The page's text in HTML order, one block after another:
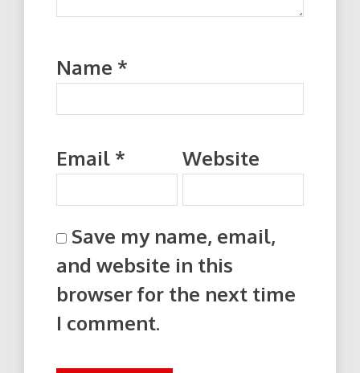
Name *
Email * Website
Save my name, email,
and website in this
browser for the next time
I comment.